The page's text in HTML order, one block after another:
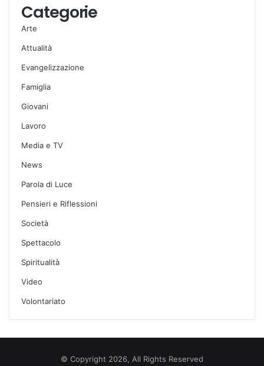
Categorie
Arte
Attualità
Evangelizzazione
Famiglia
Giovani
Lavoro
Media e TV
News
Parola di Luce
Pensieri e Riflessioni
Società
Spettacolo
Spiritualità
Video
Volontariato
© Copyright 2026, All Rights Reserved